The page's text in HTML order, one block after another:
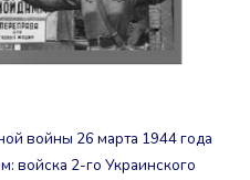
войны 26 марта 1944 года
войска 2-го Украинского